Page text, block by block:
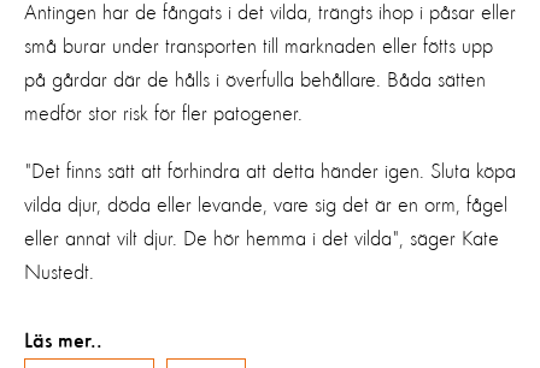
Antingen har de fångats i det vilda, trängts ihop i påsar eller
små burar under transporten till marknaden eller fötts upp
på gårdar där de hålls i överfulla behållare. Båda sätten
medför stor risk för fler patogener.
"Det finns sätt att förhindra att detta händer igen. Sluta köpa
vilda djur, döda eller levande, vare sig det är en orm, fågel
eller annat vilt djur. De hör hemma i det vilda", säger Kate
Nustedt.
Läs mer..